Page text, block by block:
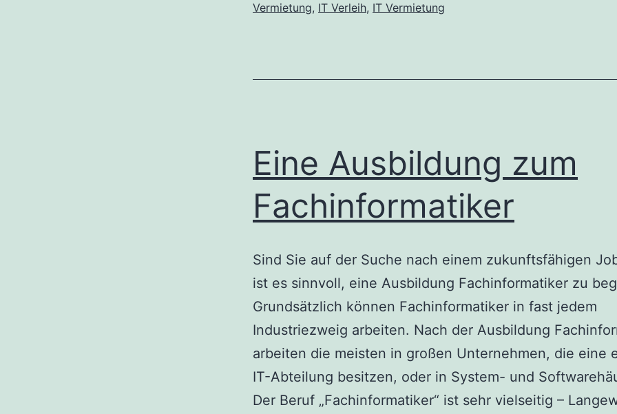
„Up
Vermietung, IT Verleih, IT Vermietung
Eine Ausbildung zum
Fachinformatiker
Sind Sie auf der Suche nach einem zukunftsfähigen
ist es sinnvoll, eine Ausbildung Fachinformatiker zu
Grundsätzlich können Fachinformatiker in fast jedem
Industriezweig arbeiten. Nach der Ausbildung
arbeiten die meisten in großen Unternehmen, die eine
IT-Abteilung besitzen, oder in System- und
Der Beruf „Fachinformatiker“ ist sehr vielseitig –